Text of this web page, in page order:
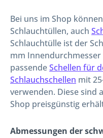
Bei uns im Shop
Schlauchtüllen, auch
Schlauchtülle ist der
mm Innendurchmesser
passendeSchellen für
Schlauchschellen mit
verwenden. Diese sind
Shop preisgünstig
Abmessungen der